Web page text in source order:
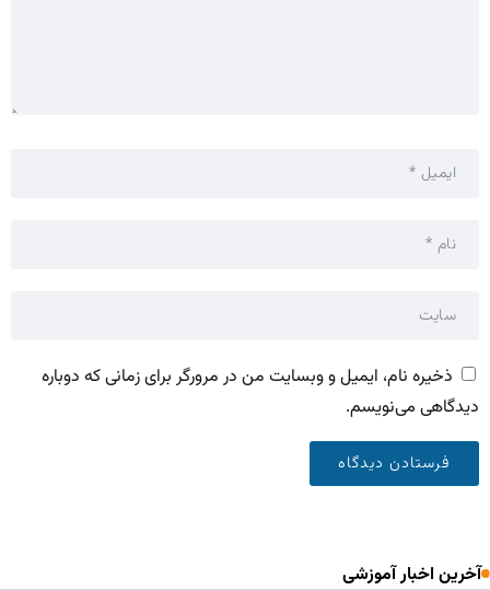
ذخیره نام، ایمیل و وبسایت من در مرورگر برای زمانی که دوباره
دیدگاهی می‌نویسم.
آخرین اخبار آموزشی